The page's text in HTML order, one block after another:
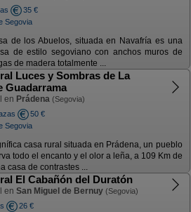
35 €
Segovia
de los Abuelos, situada en Navafría es una
de estilo segoviano con anchos muros de
de madera totalmente ...
Luces y Sombras de La
Guadarrama
en Prádena (Segovia)
50 €
Segovia
casa rural situada en Prádena, un pueblo
todo el encanto y el olor a leña, a 109 Km de
casa de contrastes ...
El Cabañón del Duratón
en San Miguel de Bernuy (Segovia)
26 €